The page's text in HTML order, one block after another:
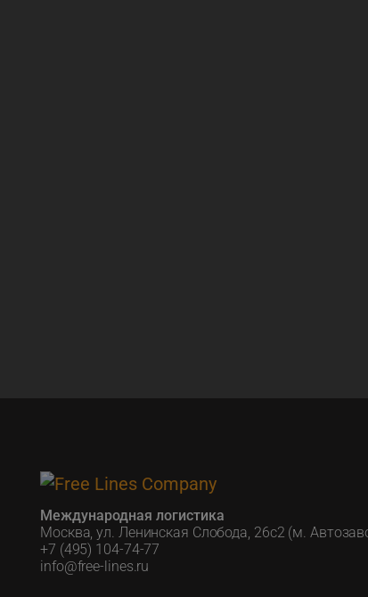
Международная логистика
Москва, ул. Ленинская Слобода, 26с2 (м.
+7 (495) 104-74-77
info@free-lines.ru